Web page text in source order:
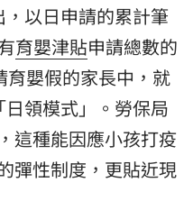
以日申請的累計筆
育嬰津貼申請總數的
育嬰假的家長中，就
領模式」。勞保局
這種能因應小孩打疫
彈性制度，更貼近現